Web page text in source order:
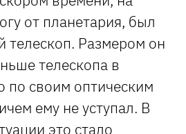
от планетария, был
телескоп. Размером он
телескопа в
по своим оптическим
ему не уступал. В
это стало